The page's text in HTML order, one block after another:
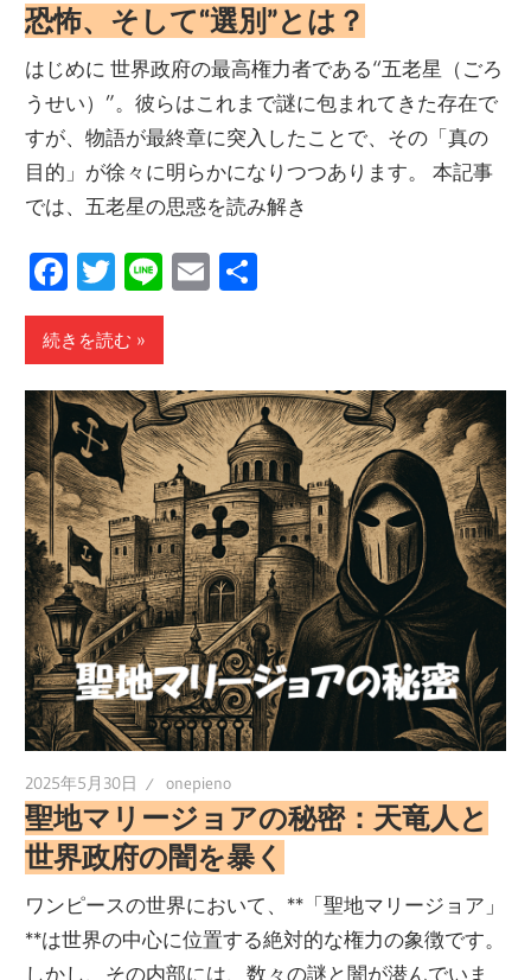
恐怖、そして“選別”とは？
はじめに 世界政府の最高権力者である“五老星（ごろ
うせい）”。彼らはこれまで謎に包まれてきた存在で
すが、物語が最終章に突入したことで、その「真の
目的」が徐々に明らかになりつつあります。 本記事
では、五老星の思惑を読み解き
Facebook
Twitter
LineEmail
続きを読む
2025年5月30日 onepieno
聖地マリージョアの秘密：天竜人と
世界政府の闇を暴く
ワンピースの世界において、**「聖地マリージョア」
**は世界の中心に位置する絶対的な権力の象徴です。
しかし、その内部には、数々の謎と闇が潜んでいま